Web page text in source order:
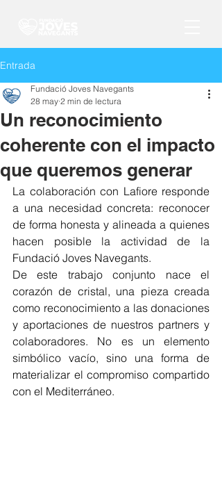
Entrada
Un reconocimiento
coherente con el impacto
que queremos generar
Fundació Joves Navegants
28 may 2 min de lectura
La colaboración con Lafiore responde
a una necesidad concreta: reconocer
de forma honesta y alineada a quienes
hacen posible la actividad de la
Fundació Joves Navegants.
De este trabajo conjunto nace el
corazón de cristal, una pieza creada
como reconocimiento a las donaciones
y aportaciones de nuestros partners y
colaboradores. No es un elemento
simbólico vacío, sino una forma de
materializar el compromiso compartido
con el Mediterráneo.